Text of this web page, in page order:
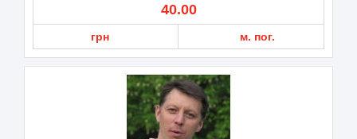
40.00
грн м. пог.